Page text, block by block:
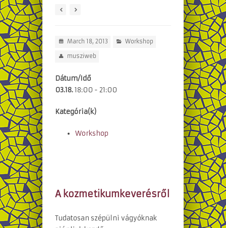
March 18, 2013 Workshop
musziweb
Dátum/Idő
03.18.18:00 - 21:00
Kategória(k)
Workshop
A kozmetikumkeverésről
Tudatosan szépülni vágyóknak